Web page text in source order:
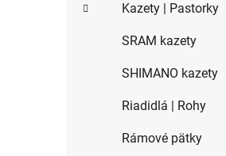
Kazety | Pastorky
SRAM kazety
SHIMANO kazety
Riadidlá | Rohy
Rámové pätky